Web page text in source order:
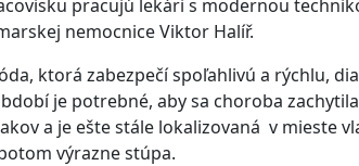
pracujú lekári s modernou
nemocnice Viktor Halíř.
ktorá zabezpečí spoľahlivú a rýchlu,
je potrebné, aby sa choroba
a je ešte stále lokalizovaná v mieste
výrazne stúpa.